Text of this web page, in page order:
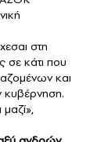
στη
σε κάτι που
και
κυβέρνηση.